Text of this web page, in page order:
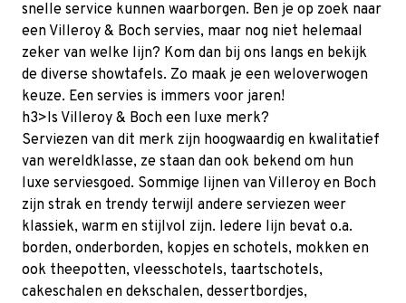
snelle service kunnen waarborgen. Ben je op zoek naar
een Villeroy & Boch servies, maar nog niet helemaal
zeker van welke lijn? Kom dan bij ons langs en bekijk
de diverse showtafels. Zo maak je een weloverwogen
keuze. Een servies is immers voor jaren!
h3>Is Villeroy & Boch een luxe merk?
Serviezen van dit merk zijn hoogwaardig en kwalitatief
van wereldklasse, ze staan dan ook bekend om hun
luxe serviesgoed. Sommige lijnen van Villeroy en Boch
zijn strak en trendy terwijl andere serviezen weer
klassiek, warm en stijlvol zijn. Iedere lijn bevat o.a.
borden, onderborden, kopjes en schotels, mokken en
ook theepotten, vleesschotels, taartschotels,
cakeschalen en dekschalen, dessertbordjes,